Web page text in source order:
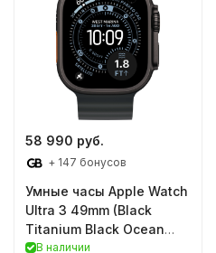
58 990 руб.
+ 147 бонусов
Умные часы Apple Watch
Ultra 3 49mm (Black
Titanium Black Ocean
Band)
В наличии